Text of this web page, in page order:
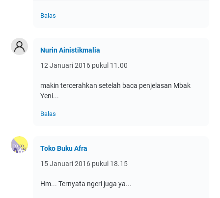
Balas
Nurin Ainistikmalia
12 Januari 2016 pukul 11.00
makin tercerahkan setelah baca penjelasan Mbak
Yeni...
Balas
Toko Buku Afra
15 Januari 2016 pukul 18.15
Hm... Ternyata ngeri juga ya...